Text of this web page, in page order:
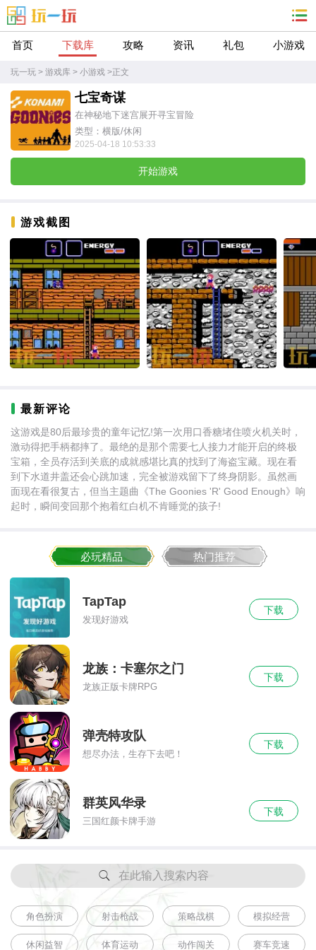
首页 下载库 攻略 资讯 礼包 小游戏
玩一玩 > 游戏库 > 小游戏 >正文
七宝奇谋
在神秘地下迷宫展开寻宝冒险
类型：横版/休闲
2025-04-18 10:53:33
开始游戏
游戏截图
最新评论
这游戏是80后最珍贵的童年记忆!第一次用口香糖堵住喷火机关时，
激动得把手柄都摔了。最绝的是那个需要七人接力才能开启的终极
宝箱，全员存活到关底的成就感堪比真的找到了海盗宝藏。现在看
到下水道井盖还会心跳加速，完全被游戏留下了终身阴影。虽然画
面现在看很复古，但当主题曲《The Goonies 'R' Good Enough》响
起时，瞬间变回那个抱着红白机不肯睡觉的孩子!
必玩精品 热门推荐
TapTap
发现好游戏
下载
龙族：卡塞尔之门
龙族正版卡牌RPG
下载
弹壳特攻队
想尽办法，生存下去吧！
下载
群英风华录
三国红颜卡牌手游
下载
在此输入搜索内容
角色扮演 射击枪战 策略战棋 模拟经营
休闲益智 体育运动 动作闯关 赛车竞速